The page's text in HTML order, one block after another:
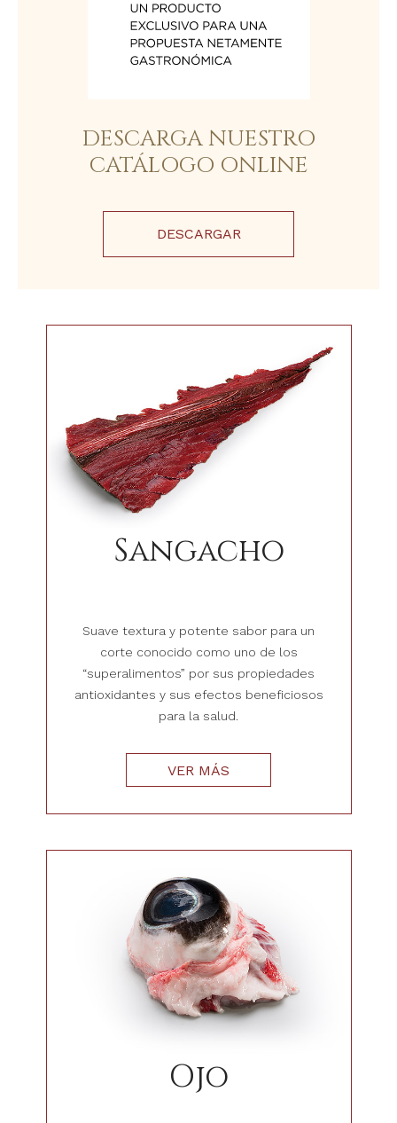
DESCARGA NUESTRO
CATÁLOGO ONLINE
DESCARGAR
Sangacho
Suave textura y potente sabor para un
corte conocido como uno de los
“superalimentos” por sus propiedades
antioxidantes y sus efectos beneficiosos
para la salud.
VER MÁS
Ojo